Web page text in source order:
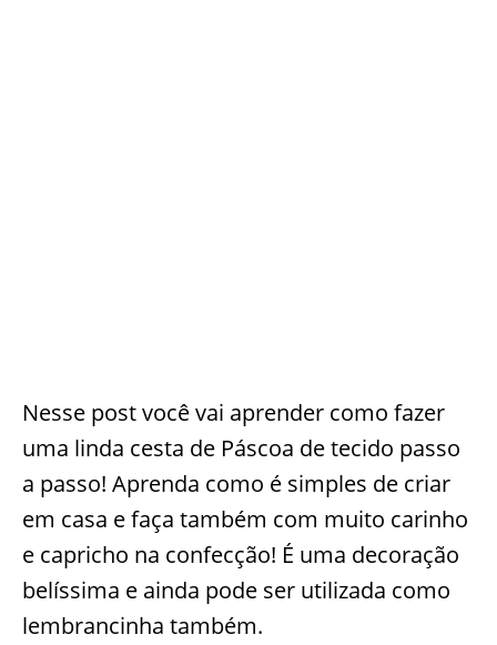
Nesse post você vai aprender como fazer
uma linda cesta de Páscoa de tecido passo
a passo! Aprenda como é simples de criar
em casa e faça também com muito carinho
e capricho na confecção! É uma decoração
belíssima e ainda pode ser utilizada como
lembrancinha também.